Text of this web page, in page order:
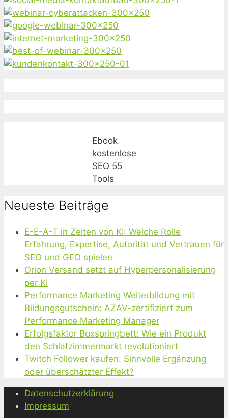
Ebook
kostenlose
SEO 55
Tools
Neueste Beiträge
E-E-A-T in Zeiten von KI: Welche Rolle
Erfahrung, Expertise, Autorität und Vertrauen für
SEO und GEO spielen
Orion Versand setzt auf Hyperpersonalisierung
per KI
Performance Marketing Weiterbildung mit
Bildungsgutschein: AZAV-zertifiziert zum
Performance Marketing Manager
Erfolgsfaktor Boxspringbett: Wie ein Produkt
den Schlafzimmermarkt revolutioniert
Twitch Follower kaufen: Sinnvolle Ergänzung
oder überschätzter Effekt?
Datenschutzerklärung
Impressum